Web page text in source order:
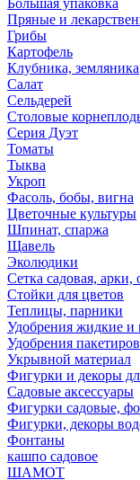
Большая упаковка
Пряные и
Грибы
Картофель
Клубника, земляника
Салат
Сельдерей
Столовые
Серия Дуэт
Томаты
Тыква
Укроп
Фасоль, бобы, вигна
Цветочные культуры
Шпинат, спаржа
Щавель
Эколюдики
Сетка садовая,
Стойки для цветов
Теплицы, парники
Удобрения жидкие и
Удобрения
Укрывной материал
Фигурки и декоры
Садовые аксессуары
Фигурки садовые,
Фигурки, декоры
Фонтаны
кашпо садовое
ШАМОТ